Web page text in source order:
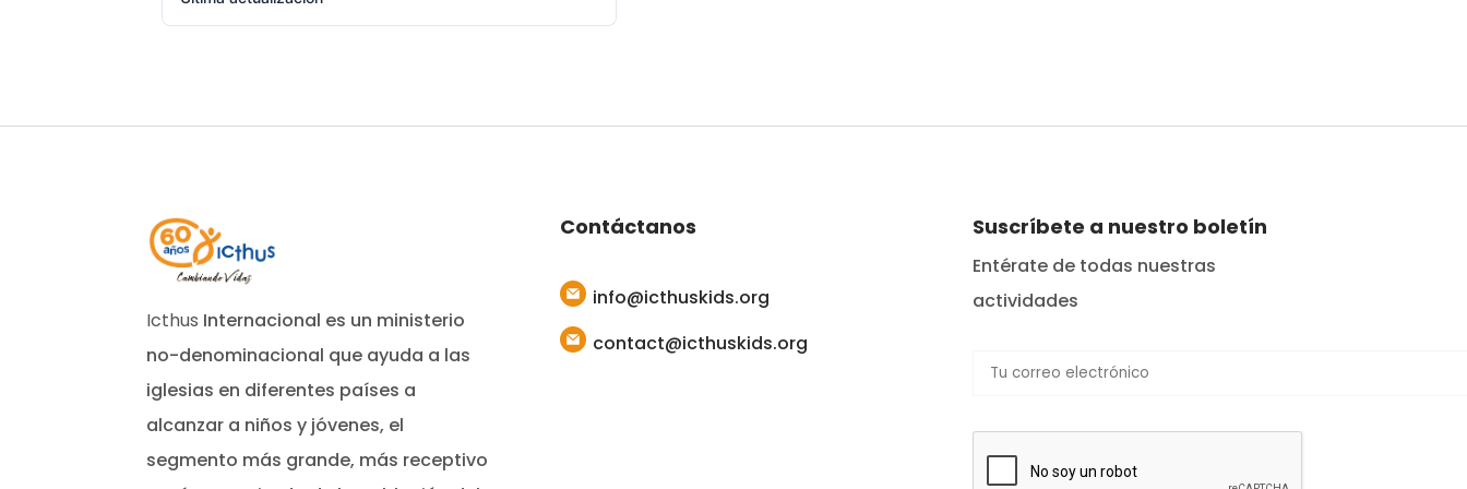
Icthus Internacional es un ministerio
no-denominacional que ayuda a las
iglesias en diferentes países a
alcanzar a niños y jóvenes, el
segmento más grande, más receptivo
Contáctanos
info@icthuskids.org
contact@icthuskids.org
Suscríbete a nuestro boletín
Entérate de todas nuestras
actividades